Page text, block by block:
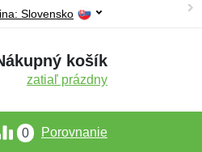
Slovensko
košík
zatiaľ prázdny
0 Porovnanie